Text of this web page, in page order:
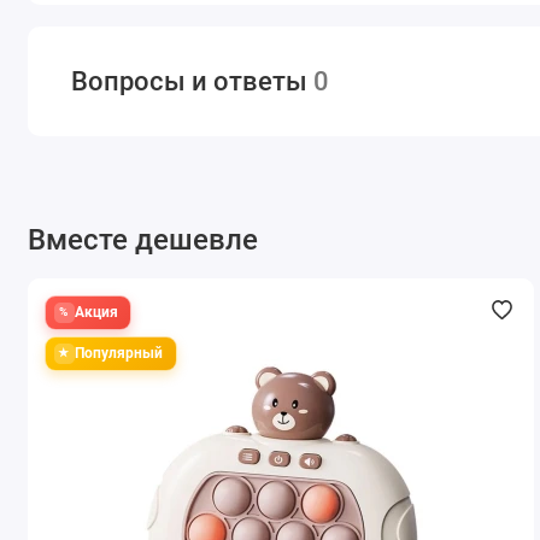
Вопросы и ответы 0
Вместе дешевле
Акция
Популярный
Акция
Популярный
Акция
Популярный
Акция
Популярный